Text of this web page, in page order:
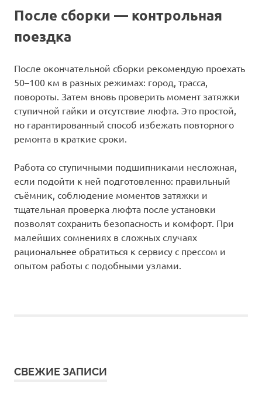
После сборки — контрольная
поездка
После окончательной сборки рекомендую проехать
50–100 км в разных режимах: город, трасса,
повороты. Затем вновь проверить момент затяжки
ступичной гайки и отсутствие люфта. Это простой,
но гарантированный способ избежать повторного
ремонта в краткие сроки.
Работа со ступичными подшипниками несложная,
если подойти к ней подготовленно: правильный
съёмник, соблюдение моментов затяжки и
тщательная проверка люфта после установки
позволят сохранить безопасность и комфорт. При
малейших сомнениях в сложных случаях
рациональнее обратиться к сервису с прессом и
опытом работы с подобными узлами.
СВЕЖИЕ ЗАПИСИ